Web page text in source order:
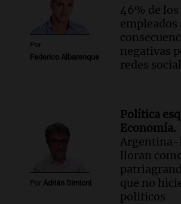
Por
Federico Albarenque
46% de los
negativas
redes
Por Adrián Simioni
Política
Economía.
Argentina-
lloran
que no
politicos